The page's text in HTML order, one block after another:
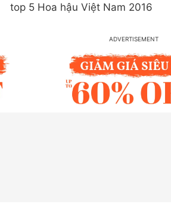
top 5 Hoa hậu Việt Nam 2016